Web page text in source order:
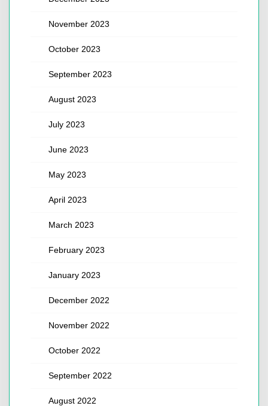
November 2023
October 2023
September 2023
August 2023
July 2023
June 2023
May 2023
April 2023
March 2023
February 2023
January 2023
December 2022
November 2022
October 2022
September 2022
August 2022